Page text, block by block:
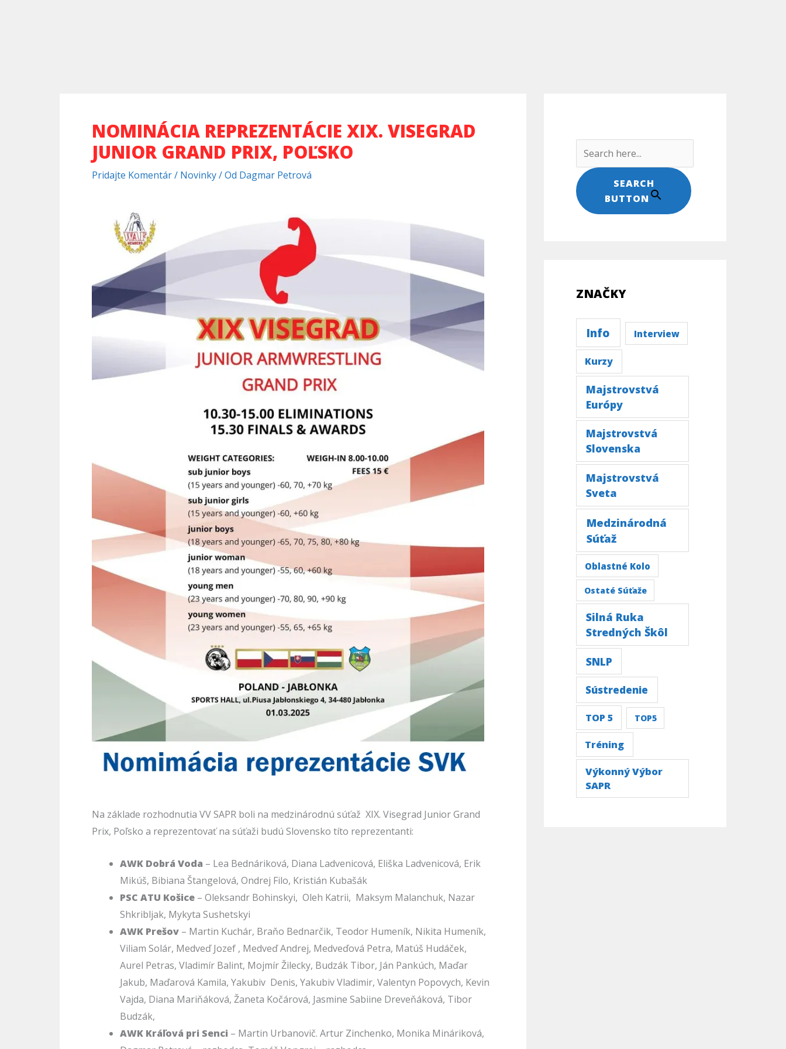
NOMINÁCIA REPREZENTÁCIE XIX. VISEGRAD
JUNIOR GRAND PRIX, POĽSKO
Pridajte Komentár/ Novinky/ Od Dagmar Petrová
Na základe rozhodnutia VV SAPR boli na medzinárodnú súťaž XIX. Visegrad Junior Grand
Prix, Poľsko a reprezentovať na súťaži budú Slovensko títo reprezentanti:
AWK Dobrá Voda – Lea Bednáriková, Diana Ladvenicová, Eliška Ladvenicová, Erik
Mikúš, Bibiana Štangelová, Ondrej Filo, Kristián Kubašák
PSC ATU Košice – Oleksandr Bohinskyi, Oleh Katrii, Maksym Malanchuk, Nazar
Shkribljak, Mykyta Sushetskyi
AWK Prešov – Martin Kuchár, Braňo Bednarčik, Teodor Humeník, Nikita Humeník,
Viliam Solár, Medveď Jozef , Medveď Andrej, Medveďová Petra, Matúš Hudáček,
Aurel Petras, Vladimír Balint, Mojmír Žilecky, Budzák Tibor, Ján Pankúch, Maďar
Jakub, Maďarová Kamila, Yakubiv Denis, YakubivVladimir, Valentyn Popovych, Kevin
Vajda, Diana Mariňáková, Žaneta Kočárová, Jasmine Sabiine Dreveňáková, Tibor
Budzák,
AWK Kráľová pri Senci – Martin Urbanovič. Artur Zinchenko, Monika Mináriková,
SEARCH
BUTTON
ZNAČKY
Info Interview
Kurzy
Majstrovstvá
Európy
Majstrovstvá
Slovenska
Majstrovstvá
Sveta
Medzinárodná
Súťaž
Oblastné Kolo
Ostaté Súťaže
Silná Ruka
Stredných Škôl
SNLP
Sústredenie
TOP 5 TOP5
Tréning
Výkonný Výbor
SAPR